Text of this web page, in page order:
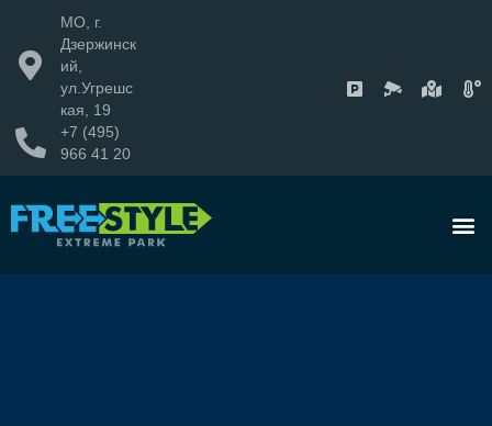
МО, г.
Дзержинск
ий,
ул.Угрешс
кая, 19
+7 (495)
966 41 20